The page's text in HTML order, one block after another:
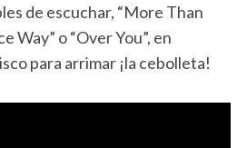
de escuchar, “More Than
Way” o “Over You”, en
para arrimar ¡la cebolleta!